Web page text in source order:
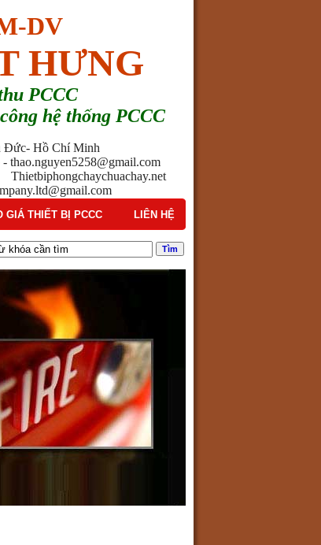
DV
HƯNG
PCCC
hệ thống PCCC
Đức- Hồ Chí Minh
- thao.nguyen5258@gmail.com
GIÁ THIẾT BỊ PCCC LIÊN HỆ